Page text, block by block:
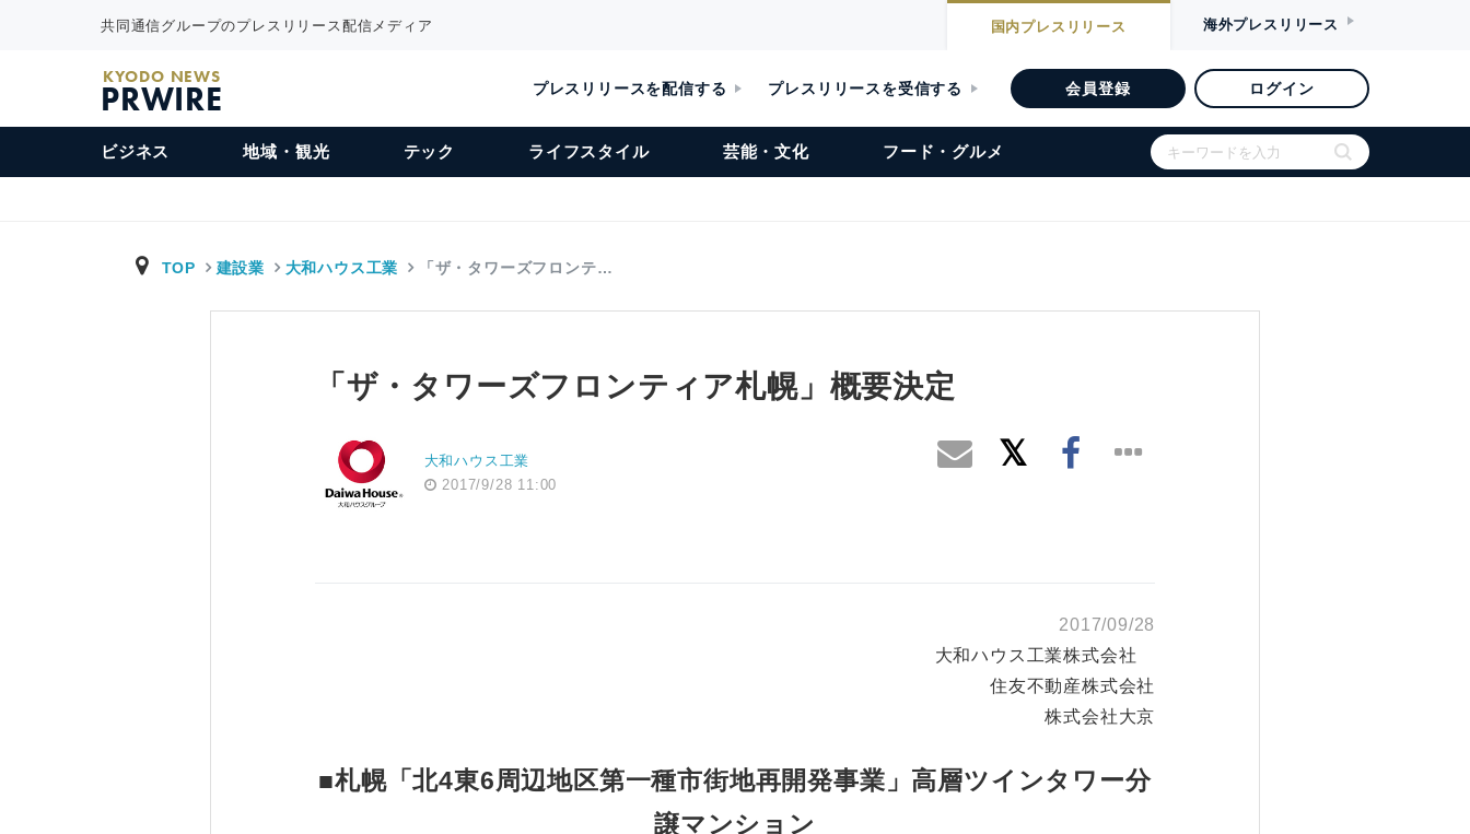
共同通信グループのプレスリリース配信メディア 国内プレスリリース 海外プレスリリース
KYODO NEWS
PRWIRE プレスリリースを配信する プレスリリースを受信する 会員登録 ログイン
ビジネス 地域・観光 テック ライフスタイル 芸能・文化 フード・グルメ
TOP 建設業 大和ハウス工業 「ザ・タワーズフロンテ…
「ザ・タワーズフロンティア札幌」概要決定
大和ハウス工業
2017/9/28 11:00
2017/09/28
大和ハウス工業株式会社
住友不動産株式会社
株式会社大京
■札幌「北4東6周辺地区第一種市街地再開発事業」高層ツインタワー分
譲マンション